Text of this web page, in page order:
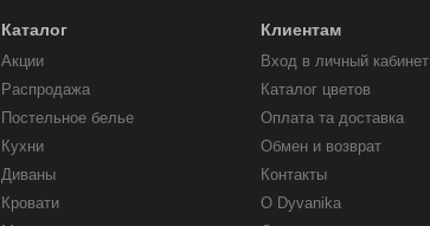
Каталог
Акции
Распродажа
Постельное белье
Кухни
Диваны
Кровати
Клиентам
Вход в личный кабинет
Каталог цветов
Оплата та доставка
Обмен и возврат
Контакты
О Dyvanika